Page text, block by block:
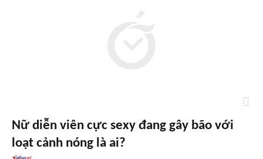
Nữ diễn viên cực sexy đang gây bão với
loạt cảnh nóng là ai?